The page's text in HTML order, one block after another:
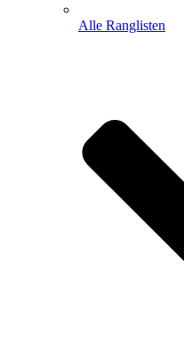
Alle Ranglisten